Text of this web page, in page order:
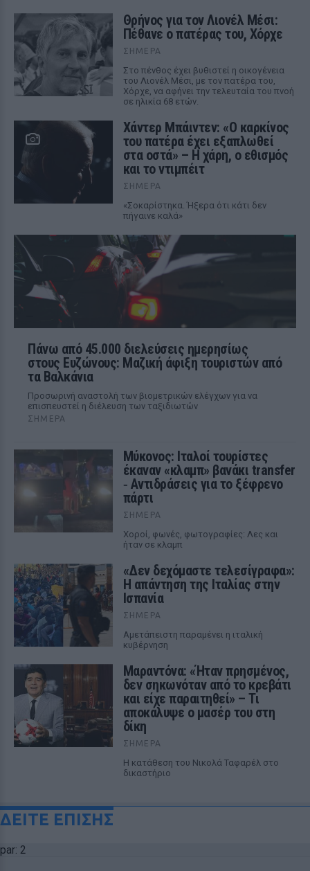
Θρήνος για τον Λιονέλ Μέσι:
Πέθανε ο πατέρας του, Χόρχε
ΣΉΜΕΡΑ
Στο πένθος έχει βυθιστεί η οικογένεια
του Λιονέλ Μέσι, με τον πατέρα του,
Χόρχε, να αφήνει την τελευταία του πνοή
σε ηλικία 68 ετών.
Χάντερ Μπάιντεν: «Ο καρκίνος
του πατέρα έχει εξαπλωθεί
στα οστά» – Η χάρη, ο εθισμός
και το ντιμπέιτ
ΣΉΜΕΡΑ
«Σοκαρίστηκα. Ήξερα ότι κάτι δεν
πήγαινε καλά»
Πάνω από 45.000 διελεύσεις ημερησίως
στους Ευζώνους: Μαζική άφιξη τουριστών από
τα Βαλκάνια
Προσωρινή αναστολή των βιομετρικών ελέγχων για να
επισπευστεί η διέλευση των ταξιδιωτών
ΣΉΜΕΡΑ
Μύκονος: Ιταλοί τουρίστες
έκαναν «κλαμπ» βανάκι transfer
‑ Αντιδράσεις για το ξέφρενο
πάρτι
ΣΉΜΕΡΑ
Χοροί, φωνές, φωτογραφίες: Λες και
ήταν σε κλαμπ
«Δεν δεχόμαστε τελεσίγραφα»:
Η απάντηση της Ιταλίας στην
Ισπανία
ΣΉΜΕΡΑ
Αμετάπειστη παραμένει η ιταλική
κυβέρνηση
Μαραντόνα: «Ήταν πρησμένος,
δεν σηκωνόταν από το κρεβάτι
και είχε παραιτηθεί» – Τι
αποκάλυψε ο μασέρ του στη
δίκη
ΣΉΜΕΡΑ
Η κατάθεση του Νικολά Ταφαρέλ στο
δικαστήριο
ΔΕΙΤΕ ΕΠΙΣΗΣ
par: 2